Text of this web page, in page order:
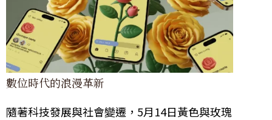
數位時代的浪漫革新
隨著科技發展與社會變遷，5月14日黃色與玫瑰